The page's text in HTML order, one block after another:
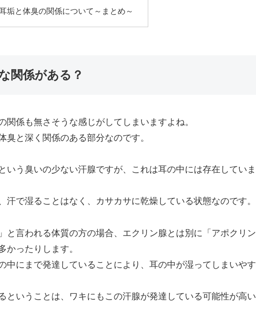
垢と体臭の関係について～まとめ～
関係がある？
係も無さそうな感じがしてしまいますよね。
と深く関係のある部分なのです。
いう臭いの少ない汗腺ですが、これは耳の中には存在していま
汗で湿ることはなく、カサカサに乾燥している状態なのです。
と言われる体質の方の場合、エクリン腺とは別に「アポクリン
かったりします。
中にまで発達していることにより、耳の中が湿ってしまいやす
ということは、ワキにもこの汗腺が発達している可能性が高い